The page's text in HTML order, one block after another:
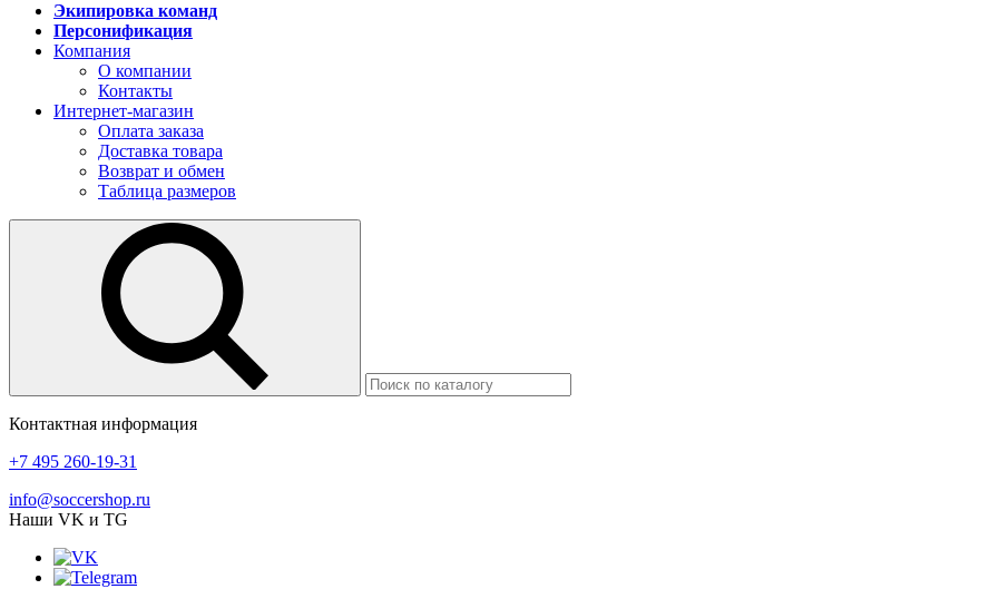
Экипировка команд
Персонификация
Компания
О компании
Контакты
Интернет-магазин
Оплата заказа
Доставка товара
Возврат и обмен
Таблица размеров
Контактная информация
+7 495 260-19-31
info@soccershop.ru
Наши VK и TG